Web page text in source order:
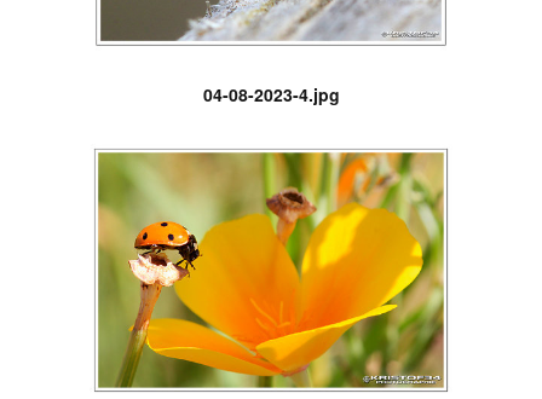
04-08-2023-4.jpg